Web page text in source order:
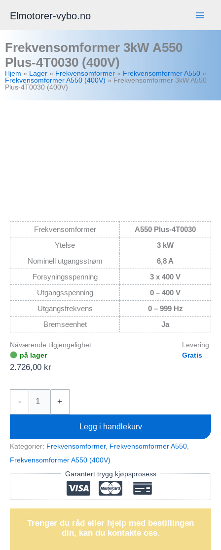
rett
innholdet
Elmotorer-vybo.no
Frekvensomformer 3kW A550
Plus-4T0030 (400V)
Hjem » Lager » Frekvensomformer » Frekvensomformer A550 »
Frekvensomformer A550 (400V) » Frekvensomformer 3kW A550
Plus-4T0030 (400V)
Frekvensomformer
A550 Plus-4T0030
Ytelse
3 kW
Nominell utgangsstrøm
6,8 A
Forsyningsspenning
3 x 400 V
Utgangsspenning
0 – 400 V
Utgangsfrekvens
0 – 999 Hz
Bremseenhet
Ja
Nåværende tilgjengelighet:
på lager
Levering:
Gratis
2.726,00 kr
-
4T0030
(400V)
antall
+
Legg i handlekurv
Kategorier: Frekvensomformer, Frekvensomformer A550
Frekvensomformer A550 (400V)
Garantert trygg kjøpsprosess
Trenger du råd eller hjelp med bestillingen
din, kan du kontakte oss.
Plus-
(400V)
antall